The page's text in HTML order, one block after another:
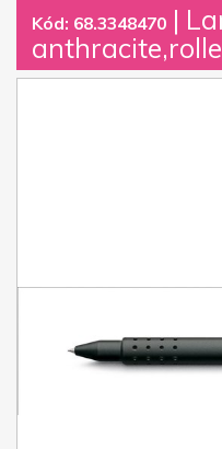
Kód: 68.3348470 |